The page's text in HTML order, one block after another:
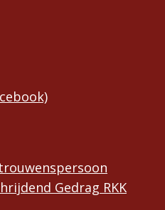
Gedrag RKK